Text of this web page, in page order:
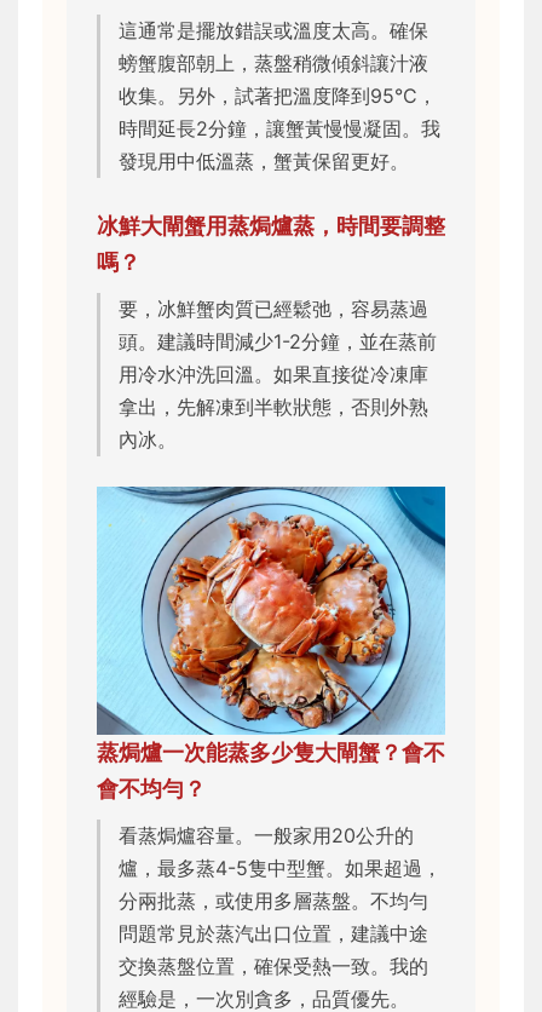
這通常是擺放錯誤或溫度太高。確保
螃蟹腹部朝上，蒸盤稍微傾斜讓汁液
收集。另外，試著把溫度降到95°C，
時間延長2分鐘，讓蟹黃慢慢凝固。我
發現用中低溫蒸，蟹黃保留更好。
冰鮮大閘蟹用蒸焗爐蒸，時間要調整
嗎？
要，冰鮮蟹肉質已經鬆弛，容易蒸過
頭。建議時間減少1-2分鐘，並在蒸前
用冷水沖洗回溫。如果直接從冷凍庫
拿出，先解凍到半軟狀態，否則外熟
內冰。
蒸焗爐一次能蒸多少隻大閘蟹？會不
會不均勻？
看蒸焗爐容量。一般家用20公升的
爐，最多蒸4-5隻中型蟹。如果超過，
分兩批蒸，或使用多層蒸盤。不均勻
問題常見於蒸汽出口位置，建議中途
交換蒸盤位置，確保受熱一致。我的
經驗是，一次別貪多，品質優先。